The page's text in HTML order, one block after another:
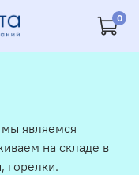
0
являемся
на складе в
горелки.